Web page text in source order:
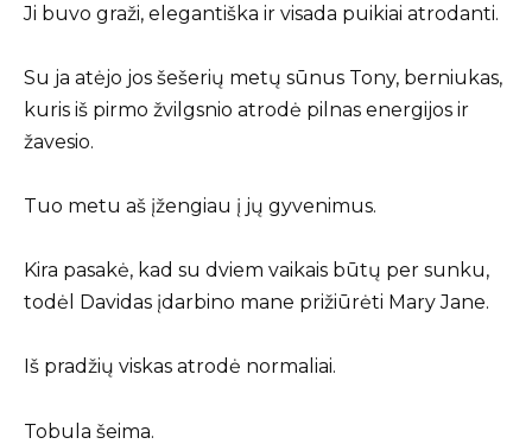
Ji buvo graži, elegantiška ir visada puikiai atrodanti.
Su ja atėjo jos šešerių metų sūnus Tony, berniukas,
kuris iš pirmo žvilgsnio atrodė pilnas energijos ir
žavesio.
Tuo metu aš įžengiau į jų gyvenimus.
Kira pasakė, kad su dviem vaikais būtų per sunku,
todėl Davidas įdarbino mane prižiūrėti Mary Jane.
Iš pradžių viskas atrodė normaliai.
Tobula šeima.